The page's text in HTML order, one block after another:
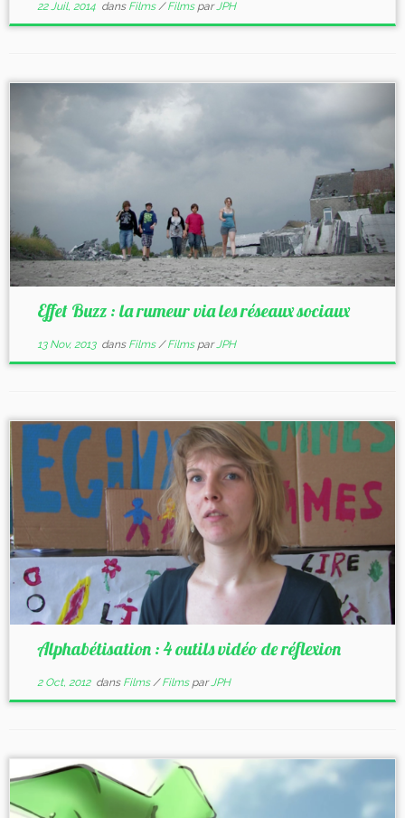
22 Juil, 2014dans Films/Films parJPH
Effet Buzz : la rumeur via les réseaux sociaux
13 Nov, 2013dans Films/Films parJPH
Alphabétisation : 4 outils vidéo de réflexion
2 Oct, 2012dans Films/Films parJPH